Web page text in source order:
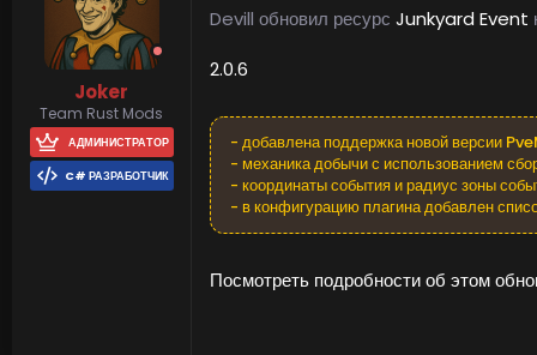
Описание
Ивент начинается с уведомления в чат о
Joker
Team Rust Mods
АДМИНИСТРАТОР
C# РАЗРАБОТЧИК
Devill обновил ресурс Junkyard Event
2.0.6
- добавлена поддержка новой версии
- механика добычи с использованием
- координаты события и радиус зоны
- в конфигурацию плагина добавлен
Посмотреть подробности об этом